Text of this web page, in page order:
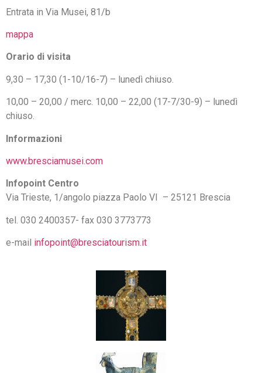
Entrata in Via Musei, 81/b
mappa
Orario di visita
9,30 – 17,30 (1-10/16-7) – lunedì chiuso.
10,00 – 20,00 / merc. 10,00 – 22,00 (17-7/30-9) – lunedì
chiuso.
Informazioni
www.bresciamusei.com
Infopoint Centro
Via Trieste, 1/angolo piazza Paolo VI – 25121 Brescia
tel. 030 2400357- fax 030 3773773
e-mail infopoint@bresciatourism.it